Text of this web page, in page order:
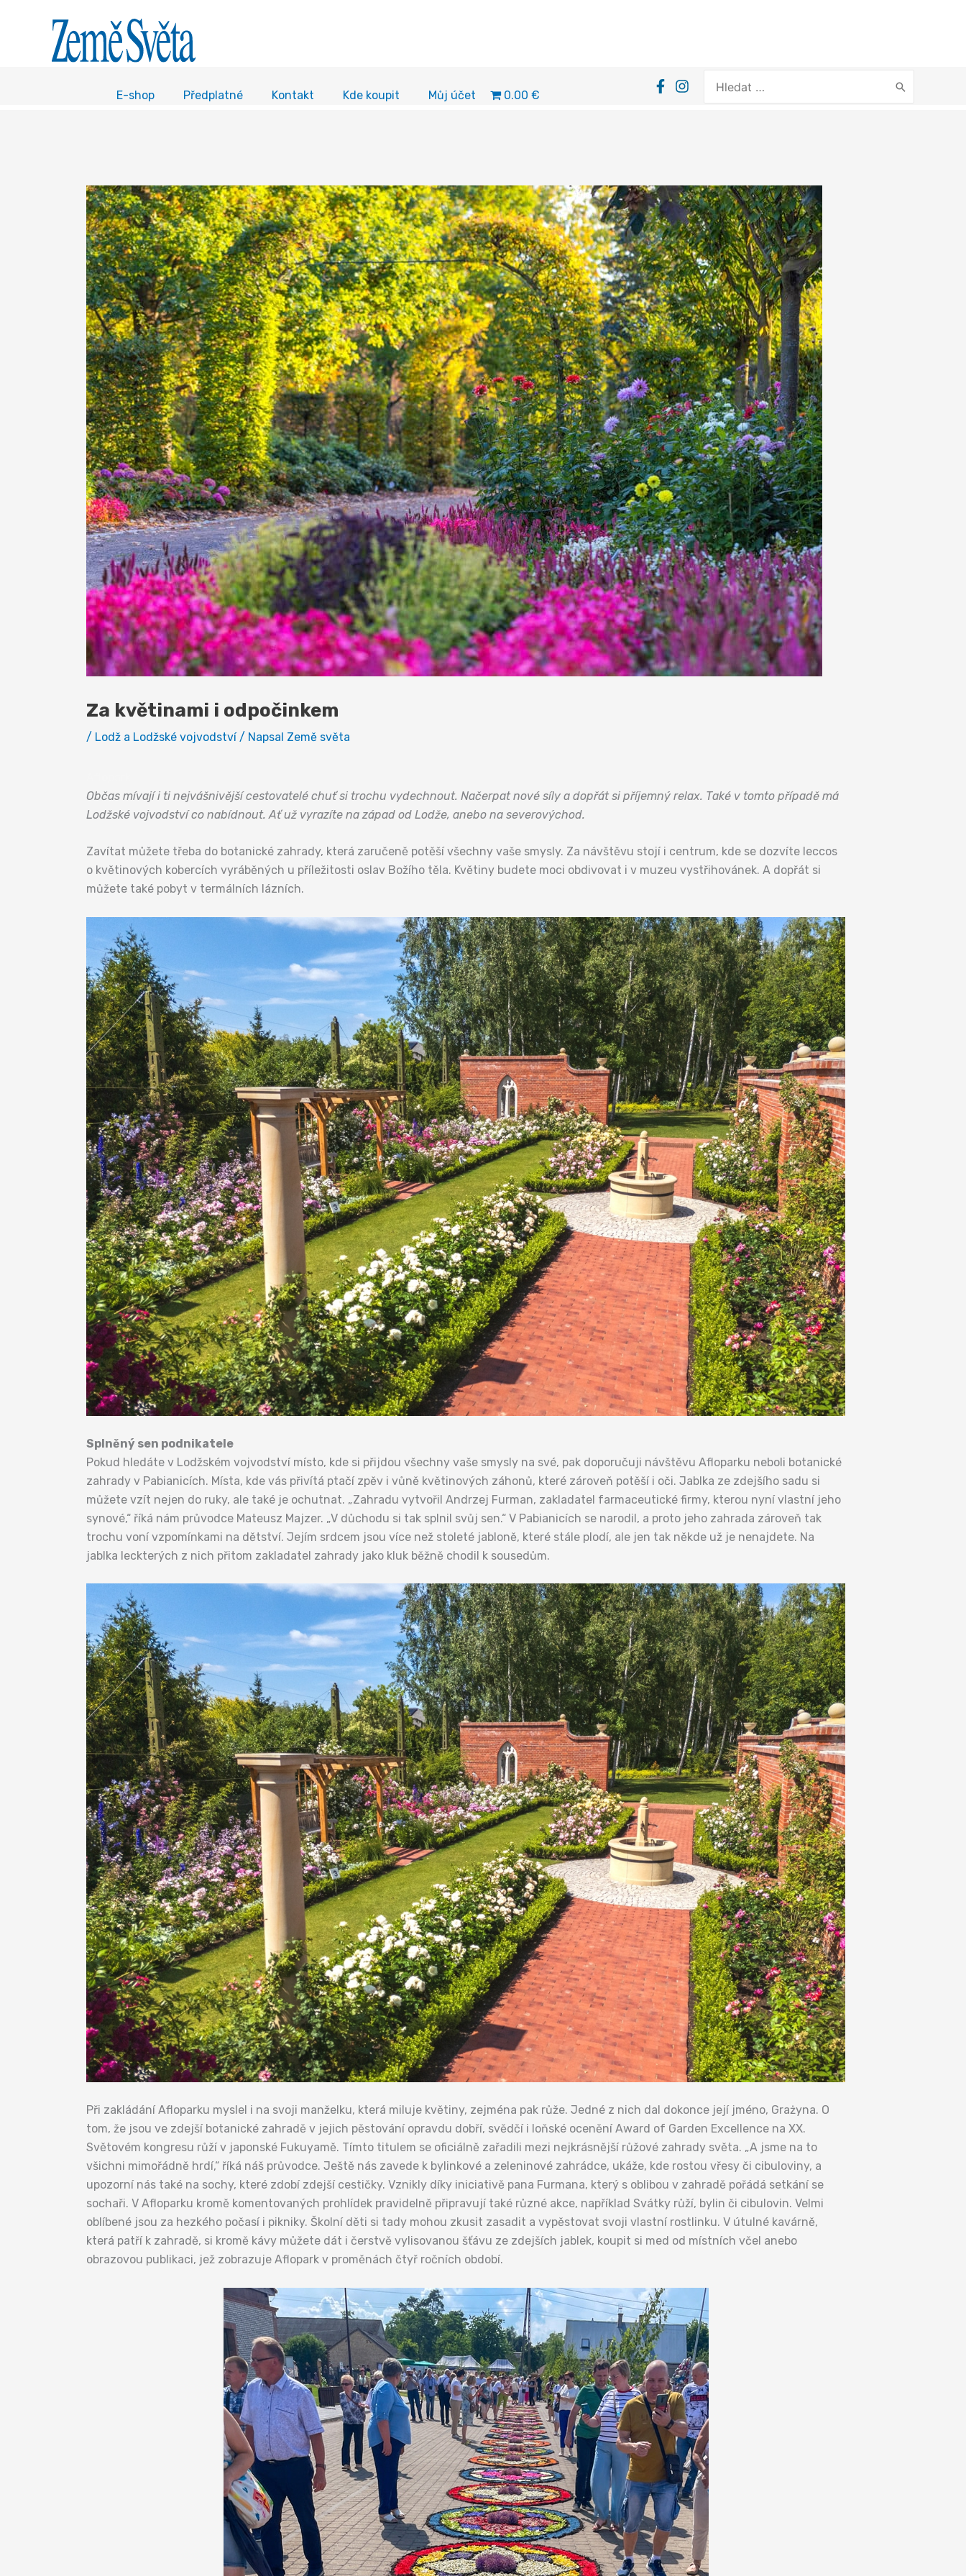
E-shop Předplatné Kontakt Kde koupit Můj účet 0.00 €
for:
Za květinami i odpočinkem
/ Lodž a Lodžské vojvodství/ Napsal Země světa
Občas mívají i ti nejvášnivější cestovatelé chuť si trochu vydechnout. Načerpat nové síly a dopřát si příjemný relax. Také v tomto případě má
Lodžské vojvodství co nabídnout. Ať už vyrazíte na západ od Lodže, anebo na severovýchod.
Zavítat můžete třeba do botanické zahrady, která zaručeně potěší všechny vaše smysly. Za návštěvu stojí i centrum, kde se dozvíte leccos
o květinových kobercích vyráběných u příležitosti oslav Božího těla. Květiny budete moci obdivovat i v muzeu vystřihovánek. A dopřát si
můžete také pobyt v termálních lázních.
Splněný sen podnikatele
Pokud hledáte v Lodžském vojvodství místo, kde si přijdou všechny vaše smysly na své, pak doporučuji návštěvu Afloparku neboli botanické
zahrady v Pabianicích. Místa, kde vás přivítá ptačí zpěv i vůně květinových záhonů, které zároveň potěší i oči. Jablka ze zdejšího sadu si
můžete vzít nejen do ruky, ale také je ochutnat. „Zahradu vytvořil Andrzej Furman, zakladatel farmaceutické firmy, kterou nyní vlastní jeho
synové,“ říká nám průvodce Mateusz Majzer. „V důchodu si tak splnil svůj sen.“ V Pabianicích se narodil, a proto jeho zahrada zároveň tak
trochu voní vzpomínkami na dětství. Jejím srdcem jsou více než stoleté jabloně, které stále plodí, ale jen tak někde už je nenajdete. Na
jablka leckterých z nich přitom zakladatel zahrady jako kluk běžně chodil k sousedům.
Při zakládání Afloparku myslel i na svoji manželku, která miluje květiny, zejména pak růže. Jedné z nich dal dokonce její jméno, Grażyna. O
tom, že jsou ve zdejší botanické zahradě v jejich pěstování opravdu dobří, svědčí i loňské ocenění Award of Garden Excellence na XX.
Světovém kongresu růží v japonské Fukuyamě. Tímto titulem se oficiálně zařadili mezi nejkrásnější růžové zahrady světa. „A jsme na to
všichni mimořádně hrdí,“ říká náš průvodce. Ještě nás zavede k bylinkové a zeleninové zahrádce, ukáže, kde rostou vřesy či cibuloviny, a
upozorní nás také na sochy, které zdobí zdejší cestičky. Vznikly díky iniciativě pana Furmana, který s oblibou v zahradě pořádá setkání se
sochaři. V Afloparku kromě komentovaných prohlídek pravidelně připravují také různé akce, například Svátky růží, bylin či cibulovin. Velmi
oblíbené jsou za hezkého počasí i pikniky. Školní děti si tady mohou zkusit zasadit a vypěstovat svoji vlastní rostlinku. V útulné kavárně,
která patří k zahradě, si kromě kávy můžete dát i čerstvě vylisovanou šťávu ze zdejších jablek, koupit si med od místních včel anebo
obrazovou publikaci, jež zobrazuje Aflopark v proměnách čtyř ročních období.